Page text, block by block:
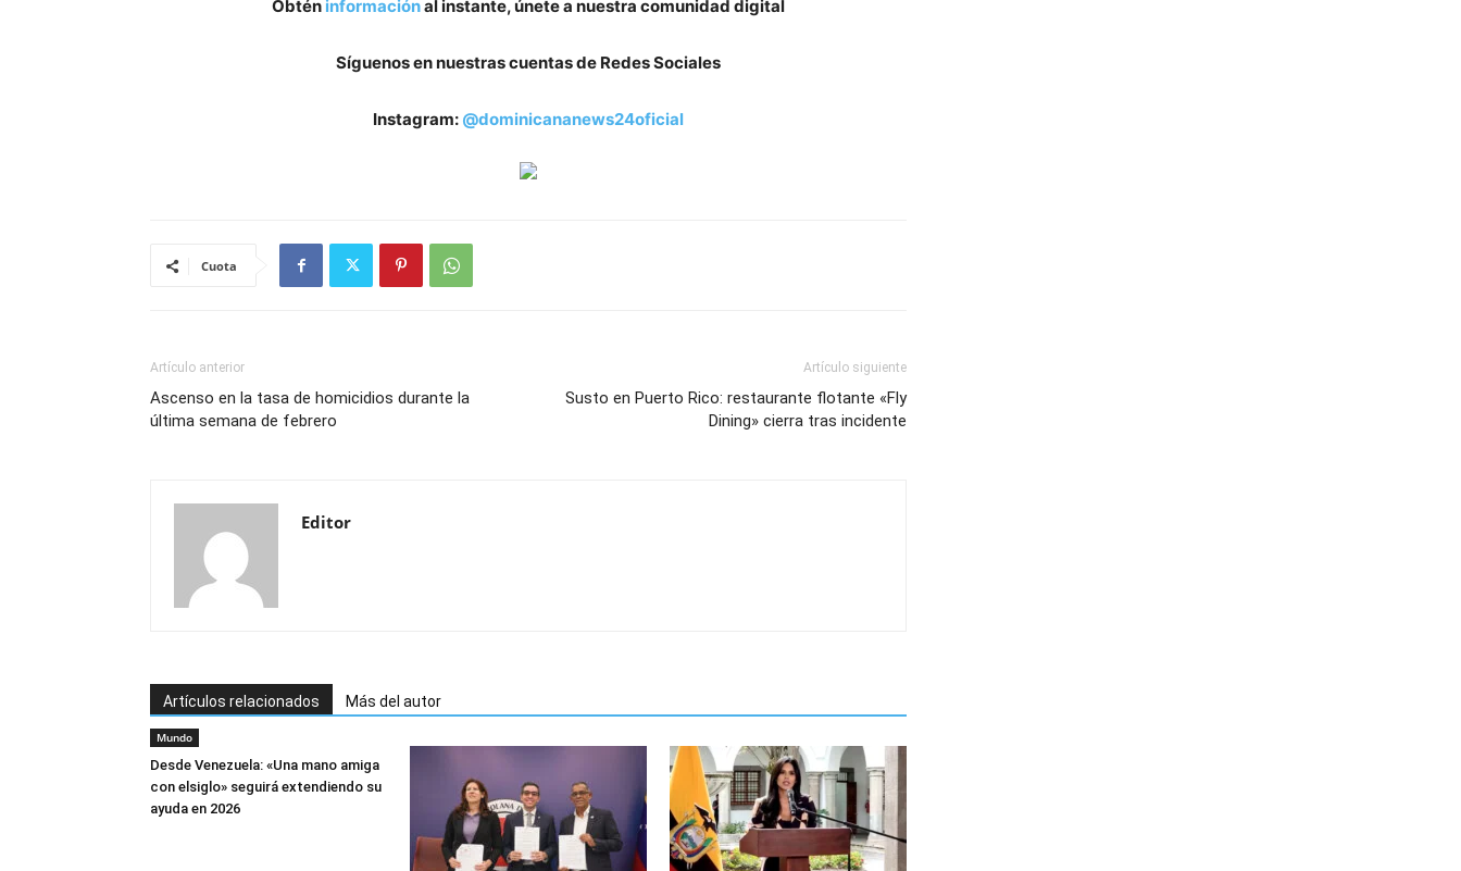
Obtén informaciónal instante, únete a nuestra comunidad digital
Síguenos en nuestras cuentas de Redes Sociales
Instagram: @dominicananews24oficial
Cuota
Artículo anterior
Ascenso en la tasa de homicidios durante la
última semana de febrero
Artículo siguiente
Susto en Puerto Rico: restaurante flotante «Fly
Dining» cierra tras incidente
Editor
Artículos relacionados Más del autor
Mundo
Desde Venezuela: «Una mano amiga
con elsiglo» seguirá extendiendo su
ayuda en 2026